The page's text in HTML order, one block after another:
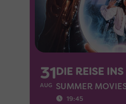
31
AUG
DIE REISE
SUMMER
19:45